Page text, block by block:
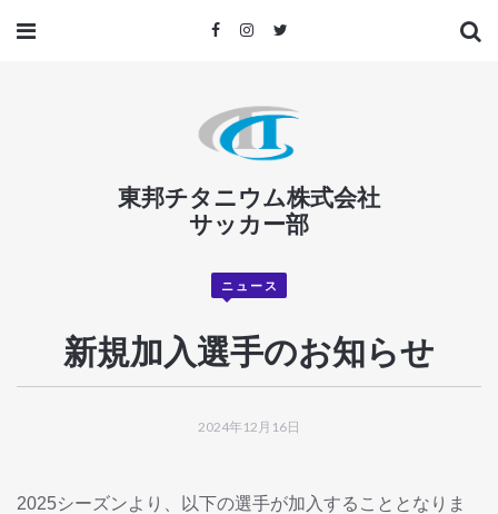
東邦チタニウム株式会社
サッカー部
ニュース
新規加入選手のお知らせ
2024年12月16日
2025シーズンより、以下の選手が加入することとなりま